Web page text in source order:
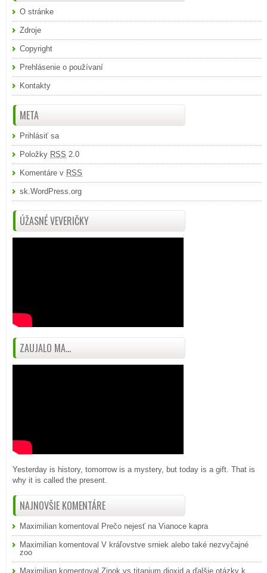
O stránke
Zdroje
Copyright
Prehlásenie o používaní
Kontakty
META
Prihlásiť sa
Položky RSS 2.0
Komentáre v RSS
sk.WordPress.org
ÚŽASNÉ VEVERIČKY
ZAUJALO MA...
Yesterday is history, tomorrow is a mystery, but today is a gift. That is
why it is called the present.
NAJNOVŠIE KOMENTÁRE
Maximilian komentoval Prečo nejesť na Vianoce kapra
Maximilian komentoval V kráľovstve srniek alebo také nezvyčajné
zoo
Maximilian komentoval Zinok vs titanium dioxid a ďalšie otázky k